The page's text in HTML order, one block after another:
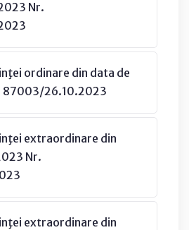
Nr.
ordinare din data de
87003/26.10.2023
extraordinare din
Nr.
extraordinare din